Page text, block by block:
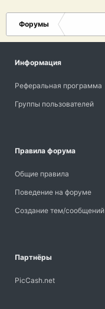
Форумы
Информация
Реферальная программа
Группы пользователей
Правила форума
Общие правила
Поведение на форуме
Создание тем/сообщений
Партнёры
PicCash.net